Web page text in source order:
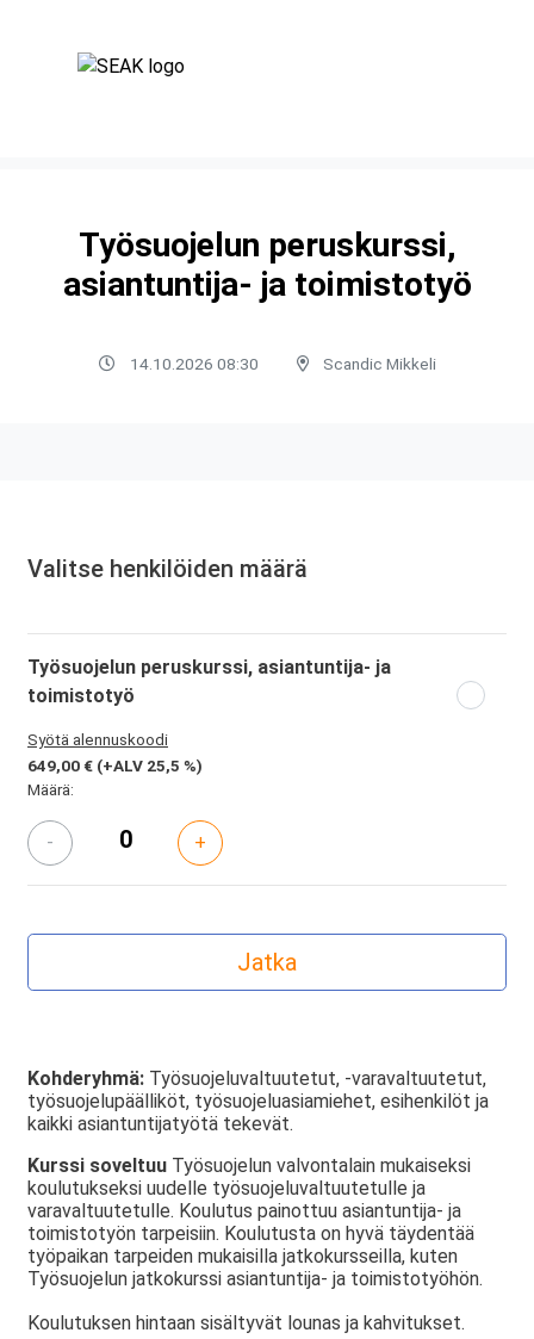
Työsuojelun peruskurssi,
asiantuntija- ja toimistotyö
14.10.2026 08:30 Scandic Mikkeli
Valitse henkilöiden määrä
Työsuojelun peruskurssi, asiantuntija- ja
toimistotyö
Syötä alennuskoodi
649,00 € (+ALV 25,5 %)
Määrä:
- +
Kohderyhmä: Työsuojeluvaltuutetut, -varavaltuutetut,
työsuojelupäälliköt, työsuojeluasiamiehet, esihenkilöt ja
kaikki asiantuntijatyötä tekevät.
Kurssi soveltuu Työsuojelun valvontalain mukaiseksi
koulutukseksi uudelle työsuojeluvaltuutetulle ja
varavaltuutetulle. Koulutus painottuu asiantuntija- ja
toimistotyön tarpeisiin. Koulutusta on hyvä täydentää
työpaikan tarpeiden mukaisilla jatkokursseilla, kuten
Työsuojelun jatkokurssi asiantuntija- ja toimistotyöhön.
Koulutuksen hintaan sisältyvät lounas ja kahvitukset.